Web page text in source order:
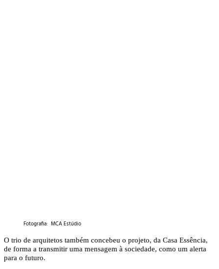
Fotografia: MCA Estúdio
O trio de arquitetos também concebeu o projeto, da Casa Essência,
de forma a transmitir uma mensagem à sociedade, como um alerta
para o futuro.